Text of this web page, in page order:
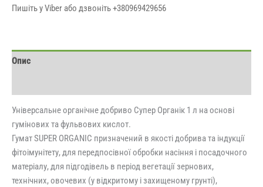
Пишіть у Viber або дзвоніть +380969429656
Опис
Універсальне органічне добриво Супер Органік 1 л на основі
гумінових та фульвових кислот.
Гумат SUPER ORGANIC призначений в якості добрива та індукції
фітоімунітету, для передпосівної обробки насіння і посадочного
матеріалу, для підгодівель в період вегетації зернових,
технічних, овочевих (у відкритому і захищеному грунті),